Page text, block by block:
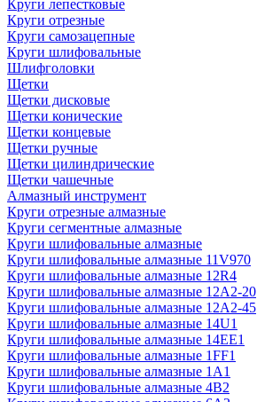
Круги лепестковые
Круги отрезные
Круги самозацепные
Круги шлифовальные
Шлифголовки
Щетки
Щетки дисковые
Щетки конические
Щетки концевые
Щетки ручные
Щетки цилиндрические
Щетки чашечные
Алмазный инструмент
Круги отрезные алмазные
Круги сегментные алмазные
Круги шлифовальные алмазные
Круги шлифовальные алмазные 11V970
Круги шлифовальные алмазные 12R4
Круги шлифовальные алмазные 12А2-20
Круги шлифовальные алмазные 12А2-45
Круги шлифовальные алмазные 14U1
Круги шлифовальные алмазные 14ЕЕ1
Круги шлифовальные алмазные 1FF1
Круги шлифовальные алмазные 1А1
Круги шлифовальные алмазные 4В2